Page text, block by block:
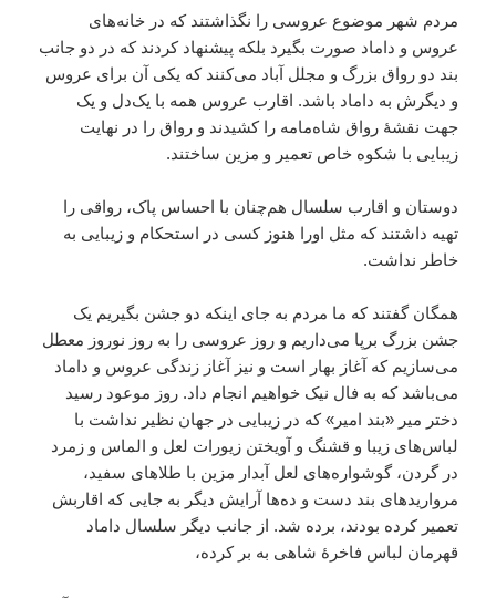
مردم شهر موضوع عروسی را نگذاشتند که در خانه‌های
عروس و داماد صورت بگیرد بلکه پیشنهاد کردند که در دو جانب
بند دو رواق بزرگ و مجلل آباد می‌کنند که یکی آن برای عروس
و دیگرش به داماد باشد. اقارب عروس همه با یک‌دل و یک
جهت نقشۀ رواق شاه‌مامه را کشیدند و رواق را در نهایت
زیبایی با شکوه خاص تعمیر و مزین ساختند.
دوستان و اقارب سلسال هم‌چنان با احساس پاک، رواقی را
تهیه داشتند که مثل اورا هنوز کسی در استحکام و زیبایی به
خاطر نداشت.
همگان گفتند که ما مردم به جای اینکه دو جشن بگیریم یک
جشن بزرگ برپا می‌داریم و روز عروسی را به روز نوروز معطل
می‌سازیم که آغاز بهار است و نیز آغاز زندگی عروس و داماد
می‌باشد که به فال نیک خواهیم انجام داد. روز موعود رسید
دختر میر «بند امیر» که در زیبایی در جهان نظیر نداشت با
لباس‌های زیبا و قشنگ و آویختن زیورات لعل و الماس و زمرد
در گردن، گوشواره‌های لعل آبدار مزین با طلاهای سفید،
مرواریدهای بند دست و ده‌ها آرایش دیگر به جایی که اقاربش
تعمیر کرده بودند، برده شد. از جانب دیگر سلسال داماد
قهرمان لباس فاخرۀ شاهی به بر کرده،